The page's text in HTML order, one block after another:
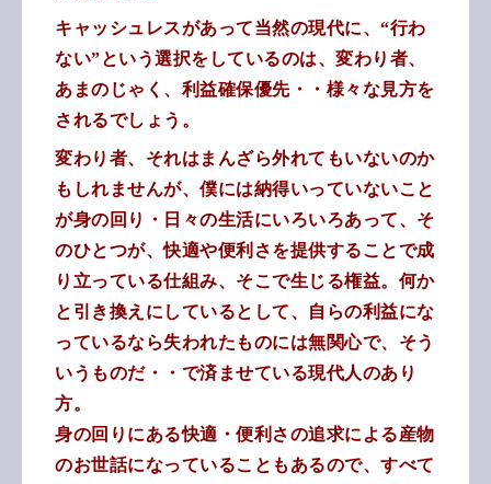
キャッシュレスがあって当然の現代に、“行わ
ない”という選択をしているのは、変わり者、
あまのじゃく、利益確保優先・・様々な見方を
されるでしょう。
変わり者、それはまんざら外れてもいないのか
もしれませんが、僕には納得いっていないこと
が身の回り・日々の生活にいろいろあって、そ
のひとつが、快適や便利さを提供することで成
り立っている仕組み、そこで生じる権益。何か
と引き換えにしているとして、自らの利益にな
っているなら失われたものには無関心で、そう
いうものだ・・で済ませている現代人のあり
方。
身の回りにある快適・便利さの追求による産物
のお世話になっていることもあるので、すべて